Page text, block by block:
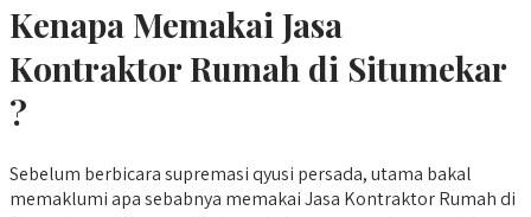
Kenapa Memakai Jasa
Kontraktor Rumah di Situmekar
?
Sebelum berbicara supremasi qyusi persada, utama bakal
memaklumi apa sebabnya memakai Jasa Kontraktor Rumah di